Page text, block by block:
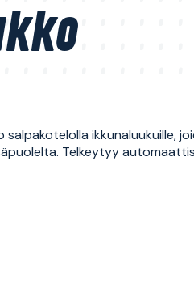
salpakotelolla ikkunaluukuille,
Telkeytyy